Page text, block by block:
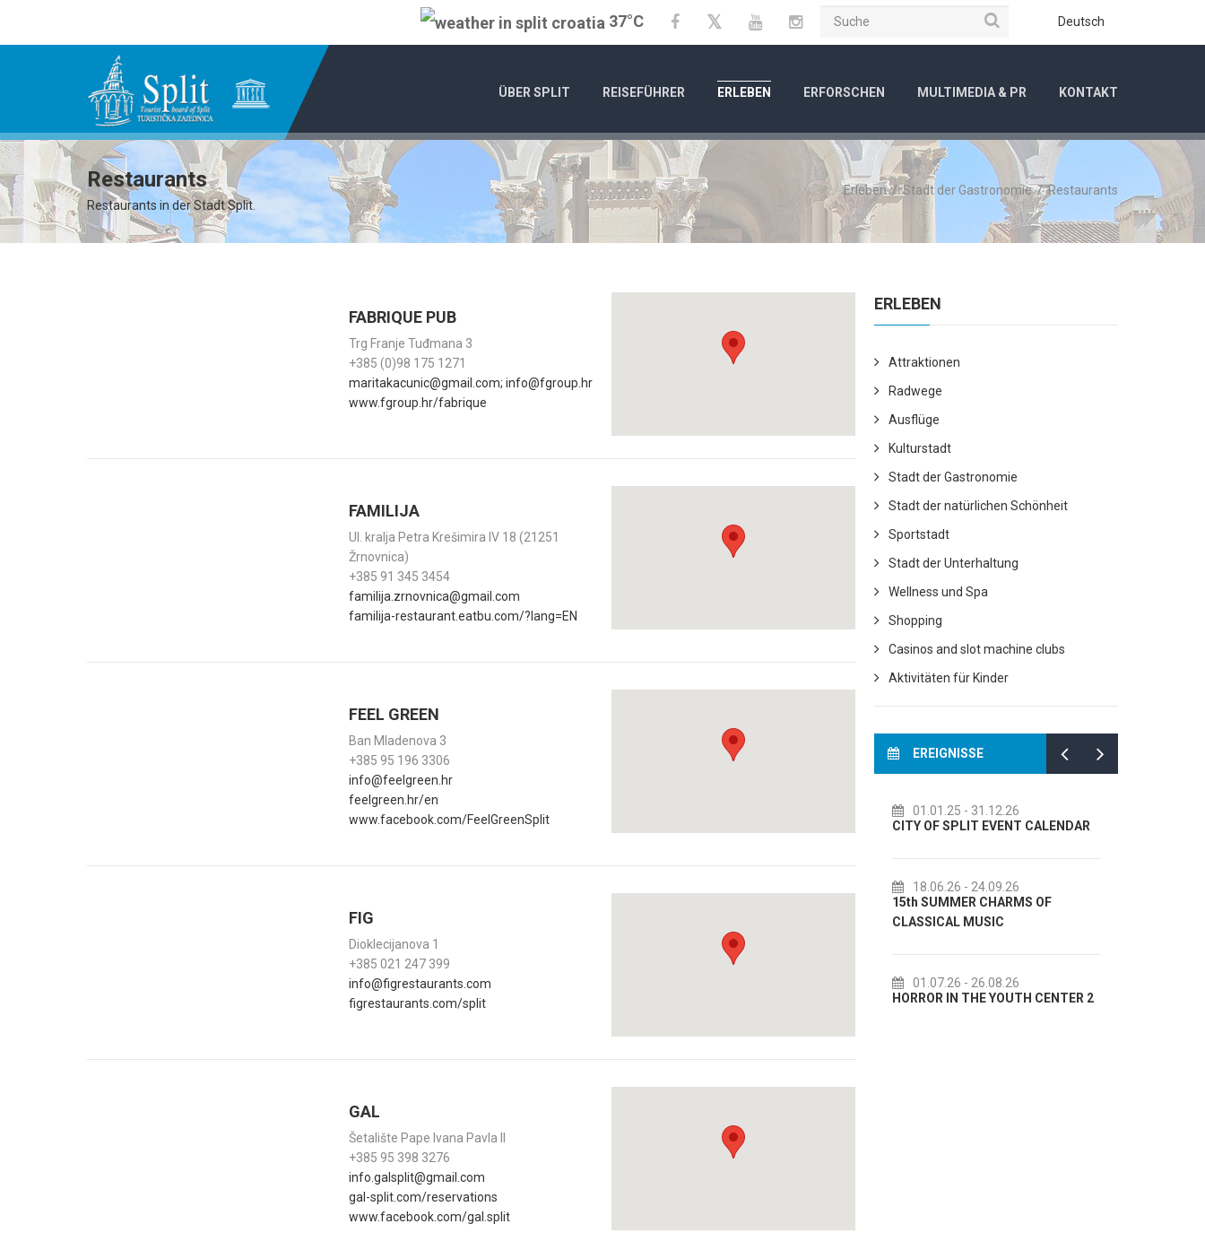
37°C FacebookTwitterYouTubeInstagram Deutsch
Suche
ÜBER SPLIT REISEFÜHRER ERLEBEN ERFORSCHEN MULTIMEDIA & PR KONTAKT
Restaurants
Restaurants in der Stadt Split.
Erleben/Stadt der Gastronomie/Restaurants
FABRIQUE PUB
Trg Franje Tuđmana 3
+385 (0)98 175 1271
maritakacunic@gmail.com; info@fgroup.hr
www.fgroup.hr/fabrique
FAMILIJA
Ul. kralja Petra Krešimira IV 18 (21251
Žrnovnica)
+385 91 345 3454
familija.zrnovnica@gmail.com
familija-restaurant.eatbu.com/?lang=EN
FEEL GREEN
Ban Mladenova 3
+385 95 196 3306
info@feelgreen.hr
feelgreen.hr/en
www.facebook.com/FeelGreenSplit
FIG
Dioklecijanova 1
+385 021 247 399
info@figrestaurants.com
figrestaurants.com/split
GAL
Šetalište Pape Ivana Pavla II
+385 95 398 3276
info.galsplit@gmail.com
gal-split.com/reservations
www.facebook.com/gal.split
ERLEBEN
Attraktionen
Radwege
Ausflüge
Kulturstadt
Stadt der Gastronomie
Stadt der natürlichen Schönheit
Sportstadt
Stadt der Unterhaltung
Wellness und Spa
Shopping
Casinos and slot machine clubs
Aktivitäten für Kinder
EREIGNISSE
14.07.26 - 14.08.26
72th SPLIT SUMMER FESTIVAL
18.07.26 - 31.08.26
Lito po domaću! - promotivna
akcija Etnografskog muzeja
22.07.26 - 27.09.26
Summer colours of Split 2026